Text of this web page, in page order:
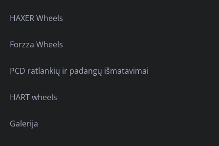
HAXER Wheels
Forzza Wheels
PCD ratlankių ir padangų išmatavimai
HART wheels
Galerija